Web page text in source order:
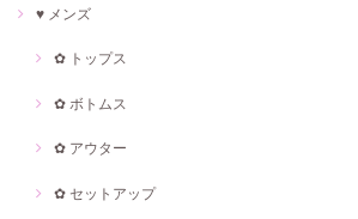
♥ メンズ
✿ トップス
✿ ボトムス
✿ アウター
✿ セットアップ